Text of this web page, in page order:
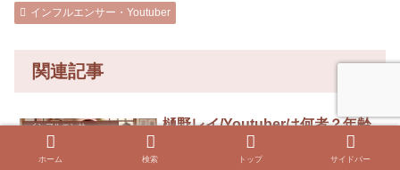
インフルエンサー・Youtuber
関連記事
インフルエンサー・Youtuber
樋野レイ/Youtuberは何者？年齢
最近登録者数がどんどん伸びている
ホーム 検索 トップ サイドバー